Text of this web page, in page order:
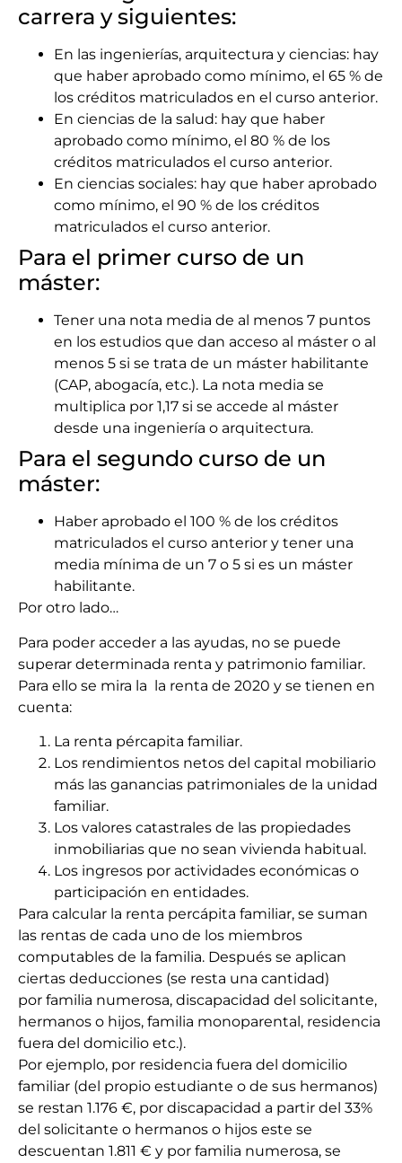
carrera y siguientes:
En las ingenierías, arquitectura y ciencias: hay
que haber aprobado como mínimo, el 65 % de
los créditos matriculados en el curso anterior.
En ciencias de la salud: hay que haber
aprobado como mínimo, el 80 % de los
créditos matriculados el curso anterior.
En ciencias sociales: hay que haber aprobado
como mínimo, el 90 % de los créditos
matriculados el curso anterior.
Para el primer curso de un
máster:
Tener una nota media de al menos 7 puntos
en los estudios que dan acceso al máster o al
menos 5 si se trata de un máster habilitante
(CAP, abogacía, etc.). La nota media se
multiplica por 1,17 si se accede al máster
desde una ingeniería o arquitectura.
Para el segundo curso de un
máster:
Haber aprobado el 100 % de los créditos
matriculados el curso anterior y tener una
media mínima de un 7 o 5 si es un máster
habilitante.
Por otro lado…
Para poder acceder a las ayudas, no se puede
superar determinada renta y patrimonio familiar.
Para ello se mira la la renta de 2020 y se tienen en
cuenta:
La renta pércapita familiar.
Los rendimientos netos del capital mobiliario
más las ganancias patrimoniales de la unidad
familiar.
Los valores catastrales de las propiedades
inmobiliarias que no sean vivienda habitual.
Los ingresos por actividades económicas o
participación en entidades.
Para calcular la renta percápita familiar, se suman
las rentas de cada uno de los miembros
computables de la familia. Después se aplican
ciertas deducciones (se resta una cantidad)
por familia numerosa, discapacidad del solicitante,
hermanos o hijos, familia monoparental, residencia
fuera del domicilio etc.).
Por ejemplo, por residencia fuera del domicilio
familiar (del propio estudiante o de sus hermanos)
se restan 1.176 €, por discapacidad a partir del 33%
del solicitante o hermanos o hijos este se
descuentan 1.811 € y por familia numerosa, se